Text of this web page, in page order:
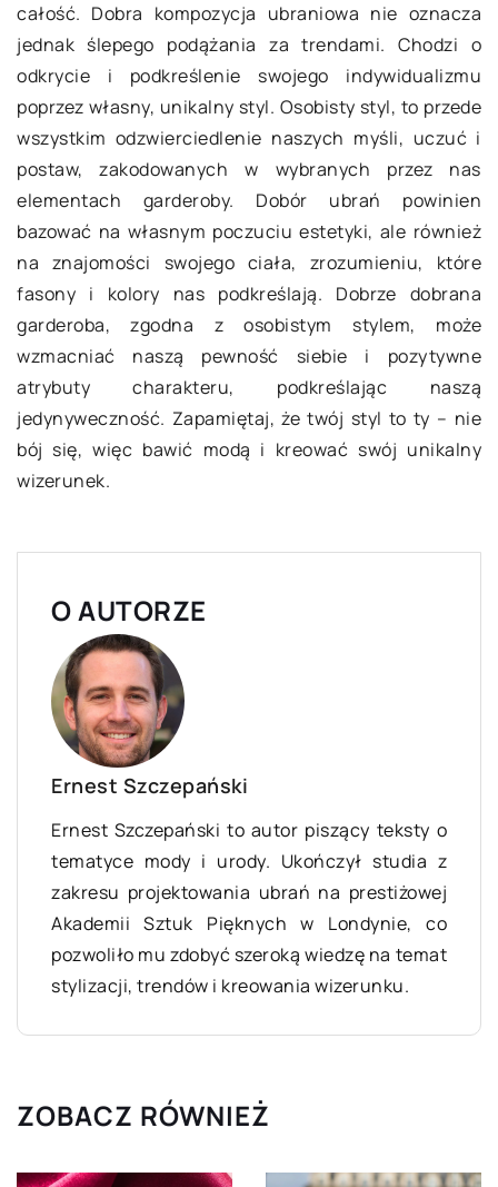
całość. Dobra kompozycja ubraniowa nie oznacza
jednak ślepego podążania za trendami. Chodzi o
odkrycie i podkreślenie swojego indywidualizmu
poprzez własny, unikalny styl. Osobisty styl, to przede
wszystkim odzwierciedlenie naszych myśli, uczuć i
postaw, zakodowanych w wybranych przez nas
elementach garderoby. Dobór ubrań powinien
bazować na własnym poczuciu estetyki, ale również
na znajomości swojego ciała, zrozumieniu, które
fasony i kolory nas podkreślają. Dobrze dobrana
garderoba, zgodna z osobistym stylem, może
wzmacniać naszą pewność siebie i pozytywne
atrybuty charakteru, podkreślając naszą
jedynyweczność. Zapamiętaj, że twój styl to ty – nie
bój się, więc bawić modą i kreować swój unikalny
wizerunek.
O AUTORZE
Ernest Szczepański
Ernest Szczepański to autor piszący teksty o
tematyce mody i urody. Ukończył studia z
zakresu projektowania ubrań na prestiżowej
Akademii Sztuk Pięknych w Londynie, co
pozwoliło mu zdobyć szeroką wiedzę na temat
stylizacji, trendów i kreowania wizerunku.
ZOBACZ RÓWNIEŻ